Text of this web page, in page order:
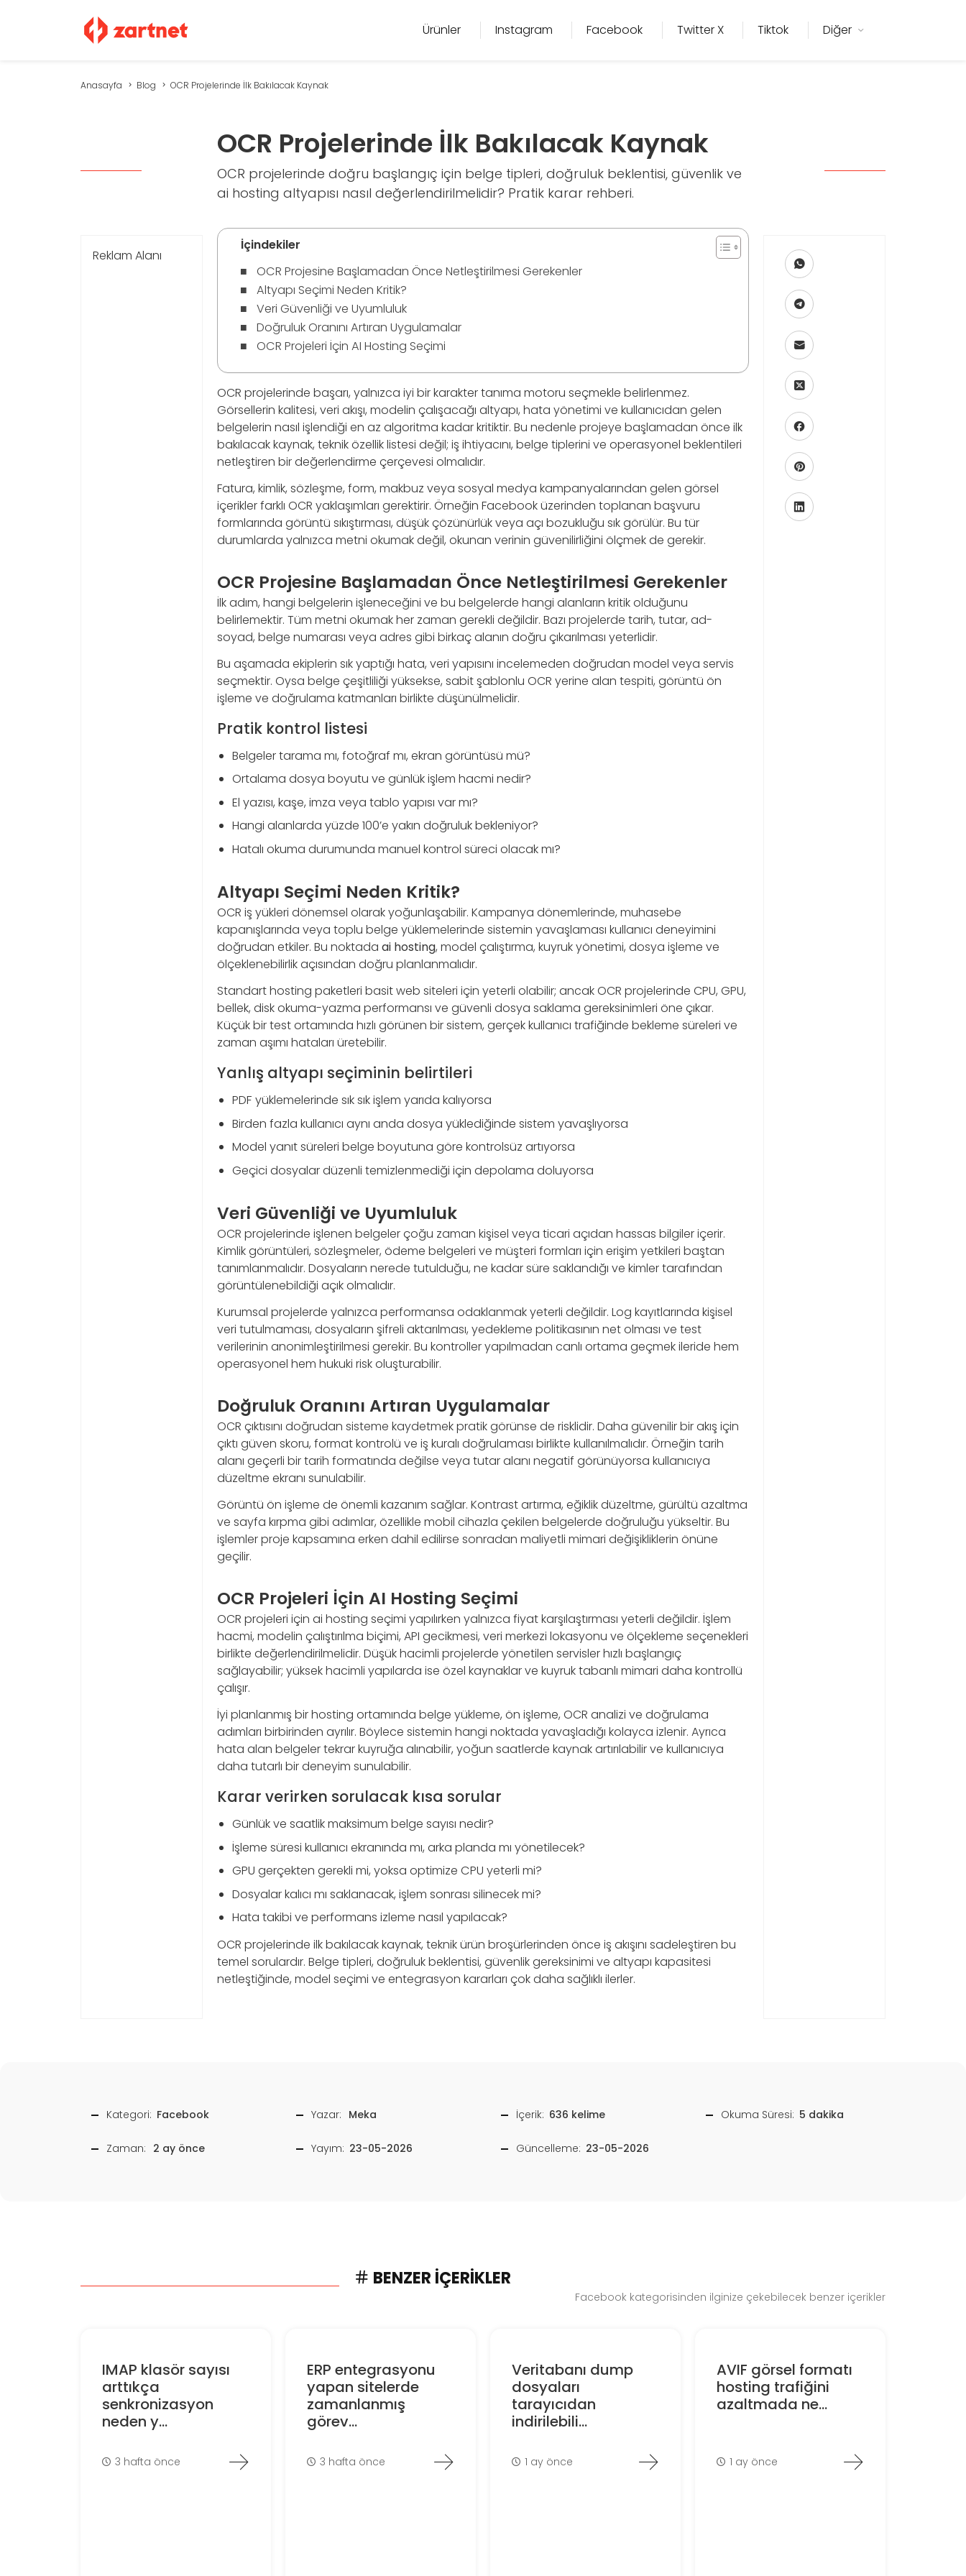
Ürünler Instagram Facebook Twitter X Tiktok Diğer
Anasayfa Blog OCR Projelerinde İlk Bakılacak Kaynak
OCR Projelerinde İlk Bakılacak Kaynak
OCR projelerinde doğru başlangıç için belge tipleri, doğruluk beklentisi, güvenlik ve
ai hosting altyapısı nasıl değerlendirilmelidir? Pratik karar rehberi.
Reklam Alanı
İçindekiler
OCR Projesine Başlamadan Önce Netleştirilmesi Gerekenler
Altyapı Seçimi Neden Kritik?
Veri Güvenliği ve Uyumluluk
Doğruluk Oranını Artıran Uygulamalar
OCR Projeleri İçin AI Hosting Seçimi
OCR projelerinde başarı, yalnızca iyi bir karakter tanıma motoru seçmekle belirlenmez.
Görsellerin kalitesi, veri akışı, modelin çalışacağı altyapı, hata yönetimi ve kullanıcıdan gelen
belgelerin nasıl işlendiği en az algoritma kadar kritiktir. Bu nedenle projeye başlamadan önce ilk
bakılacak kaynak, teknik özellik listesi değil; iş ihtiyacını, belge tiplerini ve operasyonel beklentileri
netleştiren bir değerlendirme çerçevesi olmalıdır.
Fatura, kimlik, sözleşme, form, makbuz veya sosyal medya kampanyalarından gelen görsel
içerikler farklı OCR yaklaşımları gerektirir. Örneğin Facebook üzerinden toplanan başvuru
formlarında görüntü sıkıştırması, düşük çözünürlük veya açı bozukluğu sık görülür. Bu tür
durumlarda yalnızca metni okumak değil, okunan verinin güvenilirliğini ölçmek de gerekir.
OCR Projesine Başlamadan Önce Netleştirilmesi Gerekenler
İlk adım, hangi belgelerin işleneceğini ve bu belgelerde hangi alanların kritik olduğunu
belirlemektir. Tüm metni okumak her zaman gerekli değildir. Bazı projelerde tarih, tutar, ad-
soyad, belge numarası veya adres gibi birkaç alanın doğru çıkarılması yeterlidir.
Bu aşamada ekiplerin sık yaptığı hata, veri yapısını incelemeden doğrudan model veya servis
seçmektir. Oysa belge çeşitliliği yüksekse, sabit şablonlu OCR yerine alan tespiti, görüntü ön
işleme ve doğrulama katmanları birlikte düşünülmelidir.
Pratik kontrol listesi
Belgeler tarama mı, fotoğraf mı, ekran görüntüsü mü?
Ortalama dosya boyutu ve günlük işlem hacmi nedir?
El yazısı, kaşe, imza veya tablo yapısı var mı?
Hangi alanlarda yüzde 100’e yakın doğruluk bekleniyor?
Hatalı okuma durumunda manuel kontrol süreci olacak mı?
Altyapı Seçimi Neden Kritik?
OCR iş yükleri dönemsel olarak yoğunlaşabilir. Kampanya dönemlerinde, muhasebe
kapanışlarında veya toplu belge yüklemelerinde sistemin yavaşlaması kullanıcı deneyimini
doğrudan etkiler. Bu noktada ai hosting, model çalıştırma, kuyruk yönetimi, dosya işleme ve
ölçeklenebilirlik açısından doğru planlanmalıdır.
Standart hosting paketleri basit web siteleri için yeterli olabilir; ancak OCR projelerinde CPU, GPU,
bellek, disk okuma-yazma performansı ve güvenli dosya saklama gereksinimleri öne çıkar.
Küçük bir test ortamında hızlı görünen bir sistem, gerçek kullanıcı trafiğinde bekleme süreleri ve
zaman aşımı hataları üretebilir.
Yanlış altyapı seçiminin belirtileri
PDF yüklemelerinde sık sık işlem yarıda kalıyorsa
Birden fazla kullanıcı aynı anda dosya yüklediğinde sistem yavaşlıyorsa
Model yanıt süreleri belge boyutuna göre kontrolsüz artıyorsa
Geçici dosyalar düzenli temizlenmediği için depolama doluyorsa
Veri Güvenliği ve Uyumluluk
OCR projelerinde işlenen belgeler çoğu zaman kişisel veya ticari açıdan hassas bilgiler içerir.
Kimlik görüntüleri, sözleşmeler, ödeme belgeleri ve müşteri formları için erişim yetkileri baştan
tanımlanmalıdır. Dosyaların nerede tutulduğu, ne kadar süre saklandığı ve kimler tarafından
görüntülenebildiği açık olmalıdır.
Kurumsal projelerde yalnızca performansa odaklanmak yeterli değildir. Log kayıtlarında kişisel
veri tutulmaması, dosyaların şifreli aktarılması, yedekleme politikasının net olması ve test
verilerinin anonimleştirilmesi gerekir. Bu kontroller yapılmadan canlı ortama geçmek ileride hem
operasyonel hem hukuki risk oluşturabilir.
Doğruluk Oranını Artıran Uygulamalar
OCR çıktısını doğrudan sisteme kaydetmek pratik görünse de risklidir. Daha güvenilir bir akış için
çıktı güven skoru, format kontrolü ve iş kuralı doğrulaması birlikte kullanılmalıdır. Örneğin tarih
alanı geçerli bir tarih formatında değilse veya tutar alanı negatif görünüyorsa kullanıcıya
düzeltme ekranı sunulabilir.
Görüntü ön işleme de önemli kazanım sağlar. Kontrast artırma, eğiklik düzeltme, gürültü azaltma
ve sayfa kırpma gibi adımlar, özellikle mobil cihazla çekilen belgelerde doğruluğu yükseltir. Bu
işlemler proje kapsamına erken dahil edilirse sonradan maliyetli mimari değişikliklerin önüne
geçilir.
OCR Projeleri İçin AI Hosting Seçimi
OCR projeleri için ai hosting seçimi yapılırken yalnızca fiyat karşılaştırması yeterli değildir. İşlem
hacmi, modelin çalıştırılma biçimi, API gecikmesi, veri merkezi lokasyonu ve ölçekleme seçenekleri
birlikte değerlendirilmelidir. Düşük hacimli projelerde yönetilen servisler hızlı başlangıç
sağlayabilir; yüksek hacimli yapılarda ise özel kaynaklar ve kuyruk tabanlı mimari daha kontrollü
çalışır.
İyi planlanmış bir hosting ortamında belge yükleme, ön işleme, OCR analizi ve doğrulama
adımları birbirinden ayrılır. Böylece sistemin hangi noktada yavaşladığı kolayca izlenir. Ayrıca
hata alan belgeler tekrar kuyruğa alınabilir, yoğun saatlerde kaynak artırılabilir ve kullanıcıya
daha tutarlı bir deneyim sunulabilir.
Karar verirken sorulacak kısa sorular
Günlük ve saatlik maksimum belge sayısı nedir?
İşleme süresi kullanıcı ekranında mı, arka planda mı yönetilecek?
GPU gerçekten gerekli mi, yoksa optimize CPU yeterli mi?
Dosyalar kalıcı mı saklanacak, işlem sonrası silinecek mi?
Hata takibi ve performans izleme nasıl yapılacak?
OCR projelerinde ilk bakılacak kaynak, teknik ürün broşürlerinden önce iş akışını sadeleştiren bu
temel sorulardır. Belge tipleri, doğruluk beklentisi, güvenlik gereksinimi ve altyapı kapasitesi
netleştiğinde, model seçimi ve entegrasyon kararları çok daha sağlıklı ilerler.
Kategori: Facebook Yazar: Meka İçerik: 636 kelime Okuma Süresi: 5 dakika
Zaman: 2 ay önce Yayım: 23-05-2026 Güncelleme: 23-05-2026
BENZER İÇERIKLER
Facebook kategorisinden ilginize çekebilecek benzer içerikler
IMAP klasör sayısı
arttıkça
senkronizasyon
neden y...
3 hafta önce
ERP entegrasyonu
yapan sitelerde
zamanlanmış
görev...
3 hafta önce
Veritabanı dump
dosyaları
tarayıcıdan
indirilebili...
1 ay önce
AVIF görsel formatı
hosting trafiğini
azaltmada ne...
1 ay önce